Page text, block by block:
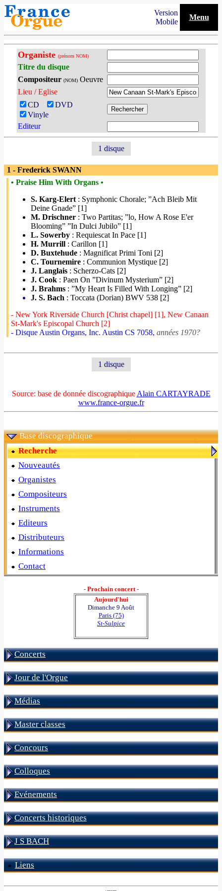
Version
Mobile
Menu
Organiste (prénom NOM)
Titre du disque
Compositeur (NOM)Oeuvre
Lieu / Eglise
CD
DVD
Vinyle
Editeur
1 disque
1 - Frederick SWANN
• Praise Him With Organs •
S. Karg-Elert : Symphonic Chorale; ”Ach Bleib Mit
Deine Gnade” [1]
M. Drischner : Two Partitas; ”lo, How A Rose E'er
Blooming” ”In Dulci Jubilo” [1]
L. Sowerby : Requiescat In Pace [1]
H. Murrill : Carillon [1]
D. Buxtehude : Magnificat Primi Toni [2]
C. Tournemire : Communion Mystique [2]
J. Langlais : Scherzo-Cats [2]
J. Cook : Paen On ”Divinum Mysterium” [2]
J. Brahms : ”My Heart Is Filled With Longing” [2]
J. S. Bach : Toccata (Dorian) BWV 538 [2]
- New York Riverside Church [Christ chapel] [1], New Canaan
St-Mark's Episcopal Church [2]
- Disque Austin Organs, Inc. Austin CS 7058, années 1970?
1 disque
Source: base de donnée discographique Alain CARTAYRADE
www.france-orgue.fr
Base discographique
Recherche
Nouveautés
Organistes
Compositeurs
Instruments
Editeurs
Distributeurs
Informations
Contact
- Prochain concert -
Aujourd'hui
Dimanche 9 Août
Paris (75)
St-Sulpice
Concerts
Jour de l'Orgue
Médias
Master classes
Concours
Colloques
Evénements
Concerts historiques
J S BACH
Liens